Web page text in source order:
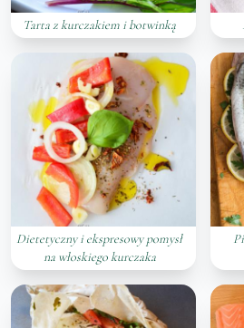
Tarta z kurczakiem i botwinką
Dietetyczny i ekspresowy pomysł
na włoskiego kurczaka